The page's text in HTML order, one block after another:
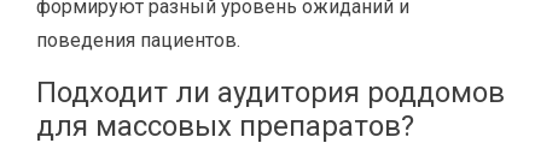
формируют разный уровень ожиданий и
поведения пациентов.
Подходит ли аудитория роддомов
для массовых препаратов?